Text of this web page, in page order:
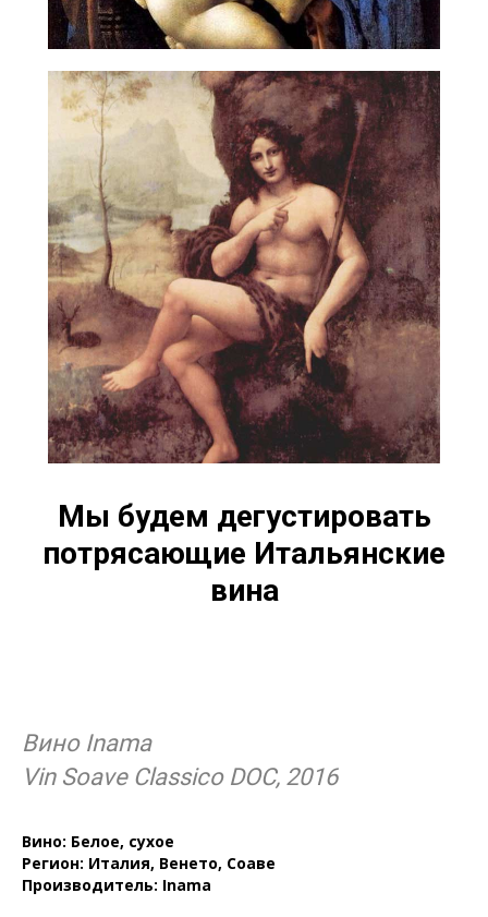
Мы будем дегустировать
потрясающие Итальянские
вина
Вино Inama
Vin Soave Classico DOC, 2016
Вино: Белое, сухое
Регион: Италия, Венето, Соаве
Производитель: Inama